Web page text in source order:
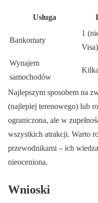
Usługa
Bankomaty
1
Visa)
Wynajem
samochodów
Najlepszym sposobem na
(najlepiej terenowego) lub
ograniczona, ale w
wszystkich atrakcji. Warto
przewodnikami – ich
nieoceniona.
Wnioski